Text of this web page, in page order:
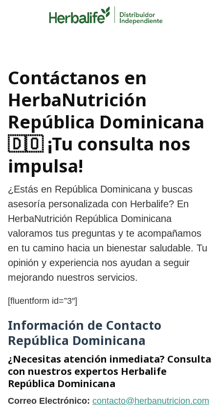
Contáctanos en
HerbaNutrición
República Dominicana
🇩🇴 ¡Tu consulta nos
impulsa!
¿Estás en República Dominicana y buscas
asesoría personalizada con Herbalife? En
HerbaNutrición República Dominicana
valoramos tus preguntas y te acompañamos
en tu camino hacia un bienestar saludable. Tu
opinión y experiencia nos ayudan a seguir
mejorando nuestros servicios.
[fluentform id=”3″]
Información de Contacto
República Dominicana
¿Necesitas atención inmediata? Consulta
con nuestros expertos Herbalife
República Dominicana
Correo Electrónico: contacto@herbanutricion.com